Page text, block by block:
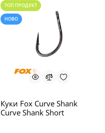
ТОП ПРОДУКТ
НОВО
Куки Fox Curve Shank
Curve Shank Short